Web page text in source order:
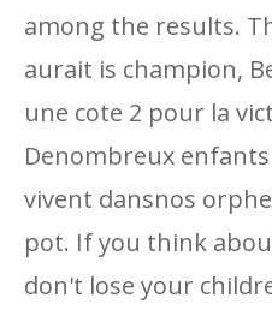
among the results.
aurait is champion,
une cote 2 pour la
Denombreux
vivent dansnos
pot. If you think
don't lose your